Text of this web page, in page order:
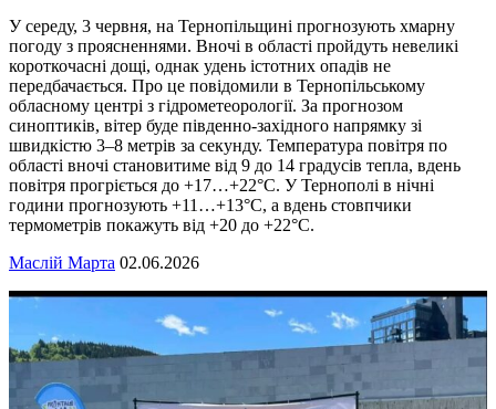
У середу, 3 червня, на Тернопільщині прогнозують хмарну
погоду з проясненнями. Вночі в області пройдуть невеликі
короткочасні дощі, однак удень істотних опадів не
передбачається. Про це повідомили в Тернопільському
обласному центрі з гідрометеорології. За прогнозом
синоптиків, вітер буде південно-західного напрямку зі
швидкістю 3–8 метрів за секунду. Температура повітря по
області вночі становитиме від 9 до 14 градусів тепла, вдень
повітря прогріється до +17…+22°C. У Тернополі в нічні
години прогнозують +11…+13°C, а вдень стовпчики
термометрів покажуть від +20 до +22°C.
Маслій Марта 02.06.2026